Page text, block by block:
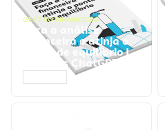
GESTÃO FINANCEIRA
Faça a análise
financeira e atinja o
ponto de equilíbrio |
Prompts ChatGPT